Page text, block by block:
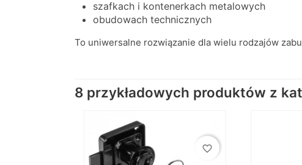
szafkach i kontenerkach metalowych
obudowach technicznych
To uniwersalne rozwiązanie dla wielu rodzajów
8 przykładowych produktów z
favorite_border